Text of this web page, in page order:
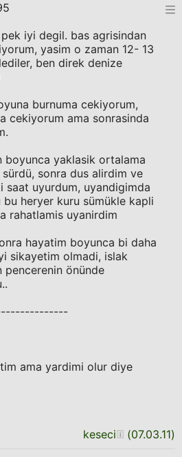
iyi degil. bas agrisindan
yasim o zaman 12- 13
ben direk denize
burnuma cekiyorum,
cekiyorum ama sonrasinda
boyunca yaklasik ortalama
sonra dus alirdim ve
saat uyurdum, uyandigimda
heryer kuru sümükle kapli
rahatlamis uyanirdim
hayatim boyunca bi daha
sikayetim olmadi, islak
pencerenin önünde
ama yardimi olur diye
keseci (07.03.11)